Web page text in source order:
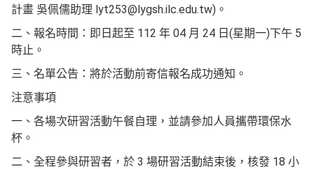
計畫 吳佩儒助理 lyt253@lygsh.ilc.edu.tw)。
二、報名時間：即日起至 112 年 04 月 24 日(星期一)下午 5
時止。
三、名單公告：將於活動前寄信報名成功通知。
注意事項
一、各場次研習活動午餐自理，並請參加人員攜帶環保水
杯。
二、全程參與研習者，於 3 場研習活動結束後，核發 18 小